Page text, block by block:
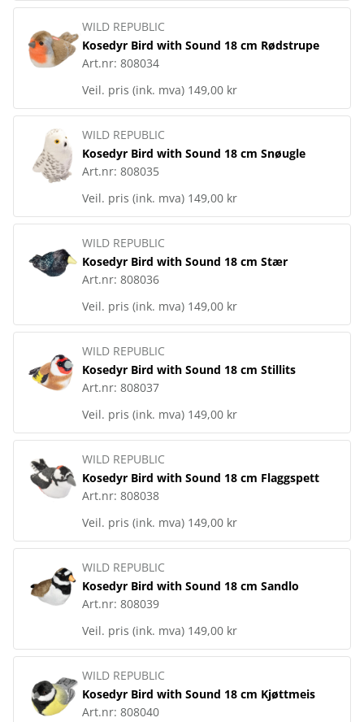
WILD REPUBLIC
Kosedyr Bird with Sound 18 cm Rødstrupe
Art.nr: 808034
Veil. pris (ink. mva) 149,00 kr
WILD REPUBLIC
Kosedyr Bird with Sound 18 cm Snøugle
Art.nr: 808035
Veil. pris (ink. mva) 149,00 kr
WILD REPUBLIC
Kosedyr Bird with Sound 18 cm Stær
Art.nr: 808036
Veil. pris (ink. mva) 149,00 kr
WILD REPUBLIC
Kosedyr Bird with Sound 18 cm Stillits
Art.nr: 808037
Veil. pris (ink. mva) 149,00 kr
WILD REPUBLIC
Kosedyr Bird with Sound 18 cm Flaggspett
Art.nr: 808038
Veil. pris (ink. mva) 149,00 kr
WILD REPUBLIC
Kosedyr Bird with Sound 18 cm Sandlo
Art.nr: 808039
Veil. pris (ink. mva) 149,00 kr
WILD REPUBLIC
Kosedyr Bird with Sound 18 cm Kjøttmeis
Art.nr: 808040